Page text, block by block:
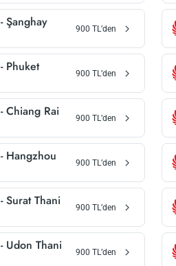
-Şanghay 900 TL’den
- Phuket 900 TL’den
-Chiang Rai 900 TL’den
- Hangzhou 900 TL’den
-Surat Thani 900 TL’den
- Udon Thani 900 TL’den